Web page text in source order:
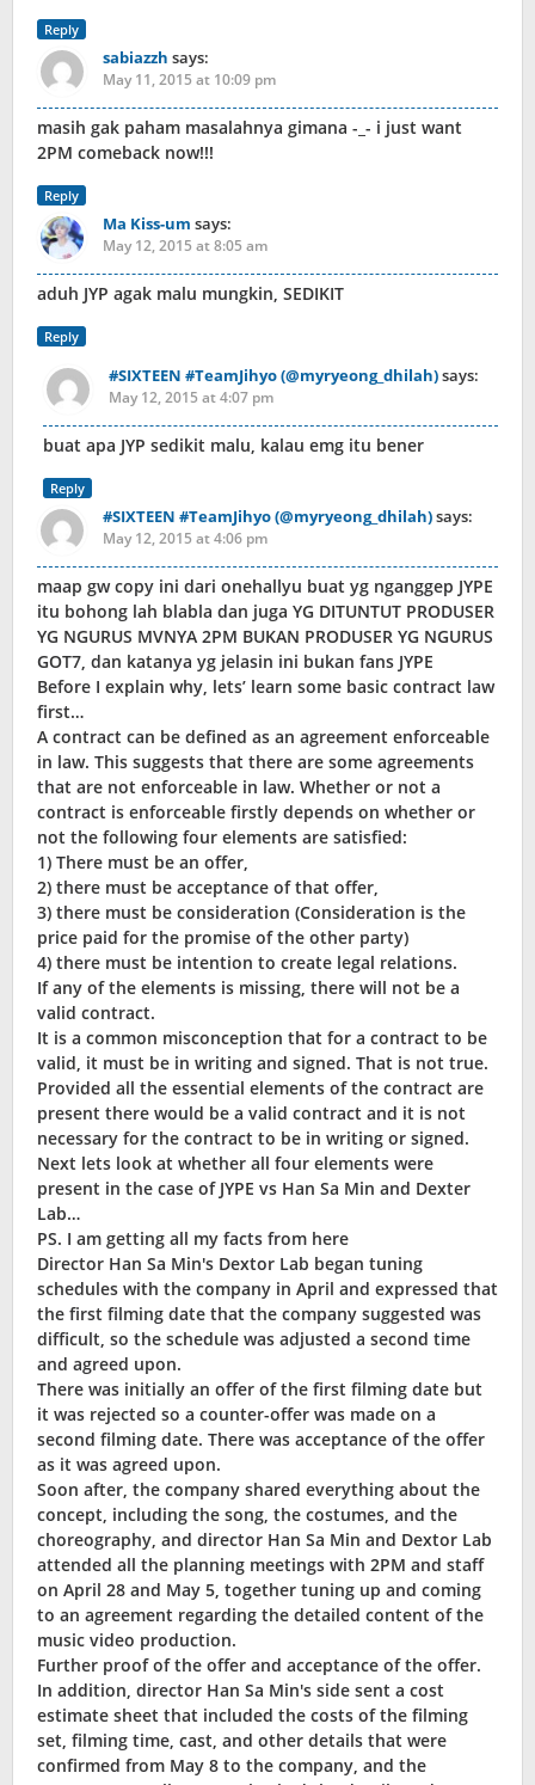
Reply
sabiazzh says:
May 11, 2015 at 10:09 pm
masih gak paham masalahnya gimana -_- i just want
2PM comeback now!!!
Reply
Ma Kiss-um says:
May 12, 2015 at 8:05 am
aduh JYP agak malu mungkin, SEDIKIT
Reply
#SIXTEEN #TeamJihyo (@myryeong_dhilah)says:
May 12, 2015 at 4:07 pm
buat apa JYP sedikit malu, kalau emg itu bener
Reply
#SIXTEEN #TeamJihyo (@myryeong_dhilah)says:
May 12, 2015 at 4:06 pm
maap gw copy ini dari onehallyu buat yg nganggep JYPE
itu bohong lah blabla dan juga YG DITUNTUT PRODUSER
YG NGURUS MVNYA 2PM BUKAN PRODUSER YG NGURUS
GOT7, dan katanya yg jelasin ini bukan fans JYPE
Before I explain why, lets’ learn some basic contract law
first…
A contract can be defined as an agreement enforceable
in law. This suggests that there are some agreements
that are not enforceable in law. Whether or not a
contract is enforceable firstly depends on whether or
not the following four elements are satisfied:
1) There must be an offer,
2) there must be acceptance of that offer,
3) there must be consideration (Consideration is the
price paid for the promise of the other party)
4) there must be intention to create legal relations.
If any of the elements is missing, there will not be a
valid contract.
It is a common misconception that for a contract to be
valid, it must be in writing and signed. That is not true.
Provided all the essential elements of the contract are
present there would be a valid contract and it is not
necessary for the contract to be in writing or signed.
Next lets look at whether all four elements were
present in the case of JYPE vs Han Sa Min and Dexter
Lab…
PS. I am getting all my facts from here
Director Han Sa Min′s Dextor Lab began tuning
schedules with the company in April and expressed that
the first filming date that the company suggested was
difficult, so the schedule was adjusted a second time
and agreed upon.
There was initially an offer of the first filming date but
it was rejected so a counter-offer was made on a
second filming date. There was acceptance of the offer
as it was agreed upon.
Soon after, the company shared everything about the
concept, including the song, the costumes, and the
choreography, and director Han Sa Min and Dextor Lab
attended all the planning meetings with 2PM and staff
on April 28 and May 5, together tuning up and coming
to an agreement regarding the detailed content of the
music video production.
Further proof of the offer and acceptance of the offer.
In addition, director Han Sa Min′s side sent a cost
estimate sheet that included the costs of the filming
set, filming time, cast, and other details that were
confirmed from May 8 to the company, and the